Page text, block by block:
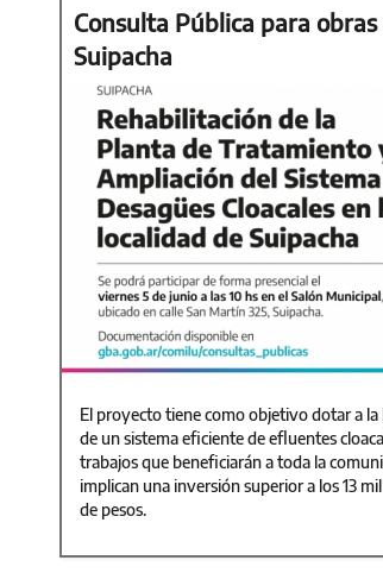
Consulta Pública para obras
Suipacha
El proyecto tiene como objetivo dotar a la
de un sistema eficiente de efluentes
trabajos que beneficiarán a toda la
implican una inversión superior a los 13
de pesos.